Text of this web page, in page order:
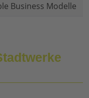
Business Modelle